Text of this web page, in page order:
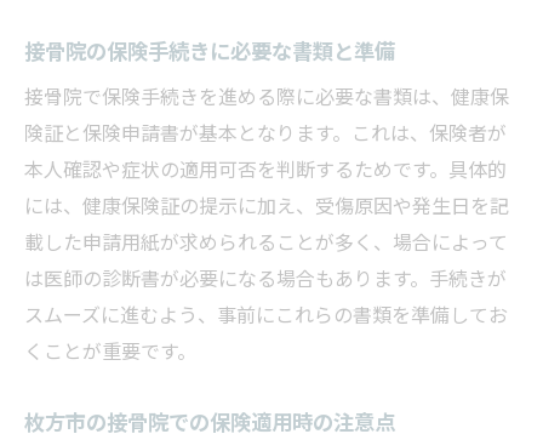
接骨院の保険手続きに必要な書類と準備
接骨院で保険手続きを進める際に必要な書類は、健康保
険証と保険申請書が基本となります。これは、保険者が
本人確認や症状の適用可否を判断するためです。具体的
には、健康保険証の提示に加え、受傷原因や発生日を記
載した申請用紙が求められることが多く、場合によって
は医師の診断書が必要になる場合もあります。手続きが
スムーズに進むよう、事前にこれらの書類を準備してお
くことが重要です。
枚方市の接骨院での保険適用時の注意点